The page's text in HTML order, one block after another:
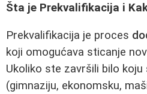
Šta je Prekvalifikacija i
Prekvalifikacija je proces
koji omogućava sticanje
Ukoliko ste završili bilo koju
(gimnaziju, ekonomsku,